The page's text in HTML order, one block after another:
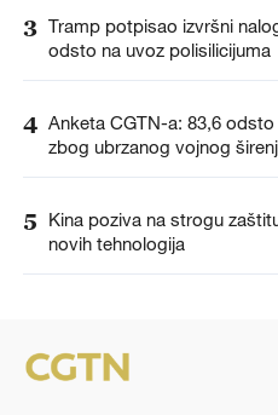
3 Tramp potpisao izvršni
odsto na uvoz polisilicijuma
4 Anketa CGTN-a: 83,6
zbog ubrzanog vojnog
5
Kina poziva na strogu
novih tehnologija